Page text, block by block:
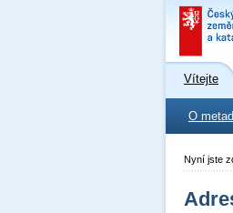
Vítejte
O
Nyní jste